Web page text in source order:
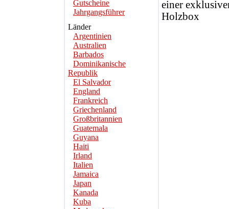
Gutscheine
Jahrgangsführer
Länder
Argentinien
Australien
Barbados
Dominikanische
Republik
El Salvador
England
Frankreich
Griechenland
Großbritannien
Guatemala
Guyana
Haiti
Irland
Italien
Jamaica
Japan
Kanada
Kuba
einer
Holzbox